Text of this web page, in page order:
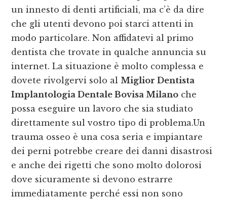
un innesto di denti artificiali, ma c’è da dire
che gli utenti devono poi starci attenti in
modo particolare. Non affidatevi al primo
dentista che trovate in qualche annuncia su
internet. La situazione è molto complessa e
dovete rivolgervi solo al Miglior Dentista
Implantologia Dentale Bovisa Milano che
possa eseguire un lavoro che sia studiato
direttamente sul vostro tipo di problema.Un
trauma osseo è una cosa seria e impiantare
dei perni potrebbe creare dei danni disastrosi
e anche dei rigetti che sono molto dolorosi
dove sicuramente si devono estrarre
immediatamente perché essi non sono